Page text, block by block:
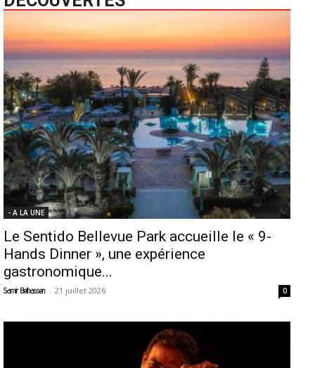
- A LA UNE
Le Sentido Bellevue Park accueille le « 9-
Hands Dinner », une expérience
gastronomique...
Samir Belhassen - 21 juillet 2026 0